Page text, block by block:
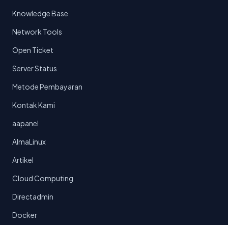
Knowledge Base
Network Tools
Open Ticket
Server Status
Metode Pembayaran
Kontak Kami
aapanel
AlmaLinux
Artikel
Cloud Computing
Directadmin
Docker